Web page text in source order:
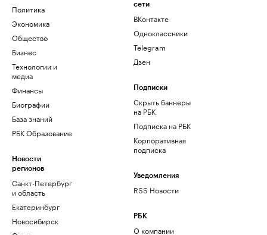
Политика
Экономика
Общество
Бизнес
Технологии и
медиа
Финансы
Биографии
База знаний
РБК Образование
Новости
регионов
Санкт-Петербург
и область
Екатеринбург
Новосибирск
сети
ВКонтакте
Одноклассники
Telegram
Дзен
Подписки
Скрыть баннеры
на РБК
Подписка на РБК
Корпоративная
подписка
Уведомления
RSS Новости
РБК
О компании